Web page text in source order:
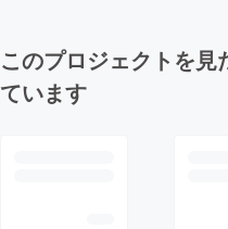
このプロジェクトを見
ています